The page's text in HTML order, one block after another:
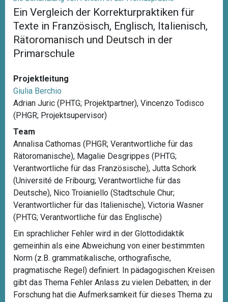
Ein Vergleich der Korrekturpraktiken für
Texte in Französisch, Englisch, Italienisch,
Rätoromanisch und Deutsch in der
Primarschule
Projektleitung
Giulia Berchio
Adrian Juric (PHTG; Projektpartner), Vincenzo Todisco
(PHGR; Projektsupervisor)
Team
Annalisa Cathomas (PHGR; Verantwortliche für das
Rätoromanische), Magalie Desgrippes (PHTG;
Verantwortliche für das Französische), Jutta Schork
(Université de Fribourg; Verantwortliche für das
Deutsche), Nico Troianiello (Stadtschule Chur;
Verantwortlicher für das Italienische), Victoria Wasner
(PHTG; Verantwortliche für das Englische)
Ein sprachlicher Fehler wird in der Glottodidaktik
gemeinhin als eine Abweichung von einer bestimmten
Norm (z.B. grammatikalische, orthografische,
pragmatische Regel) definiert. In pädagogischen Kreisen
gibt das Thema Fehler Anlass zu vielen Debatten; in der
Forschung hat die Aufmerksamkeit für dieses Thema zu